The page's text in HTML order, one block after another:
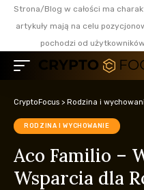
Strona/Blog w całości ma
artykuły mają na celu
pochodzi od
CryptoFocus > Rodzina i
RODZINA I WYCHOWANIE
Aco Familio –
Wsparcia dla